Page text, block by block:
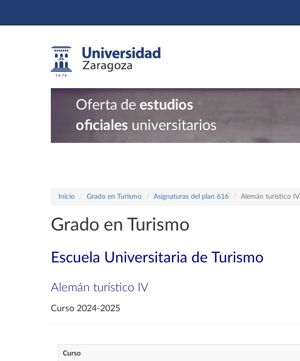
Oferta de estudios
oficiales universitarios
Inicio Grado en Turismo Asignaturas del plan 616 Alemán turístico IV
Grado en Turismo
Escuela Universitaria de Turismo
Alemán turístico IV
Curso 2024-2025
Curso